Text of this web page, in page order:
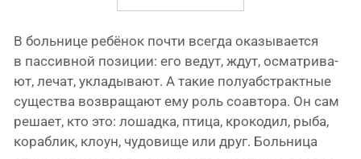
В боль­ни­це ребё­нок почти все­гда ока­зы­ва­ет­ся
в пас­сив­ной пози­ции: его ведут, ждут, осмат­ри­ва­
ют, лечат, укла­ды­ва­ют. А такие полу­аб­стракт­ные
суще­ства воз­вра­ща­ют ему роль соав­то­ра. Он сам
реша­ет, кто это: лошад­ка, пти­ца, кро­ко­дил, рыба,
кораб­лик, кло­ун, чудо­ви­ще или друг. Больница